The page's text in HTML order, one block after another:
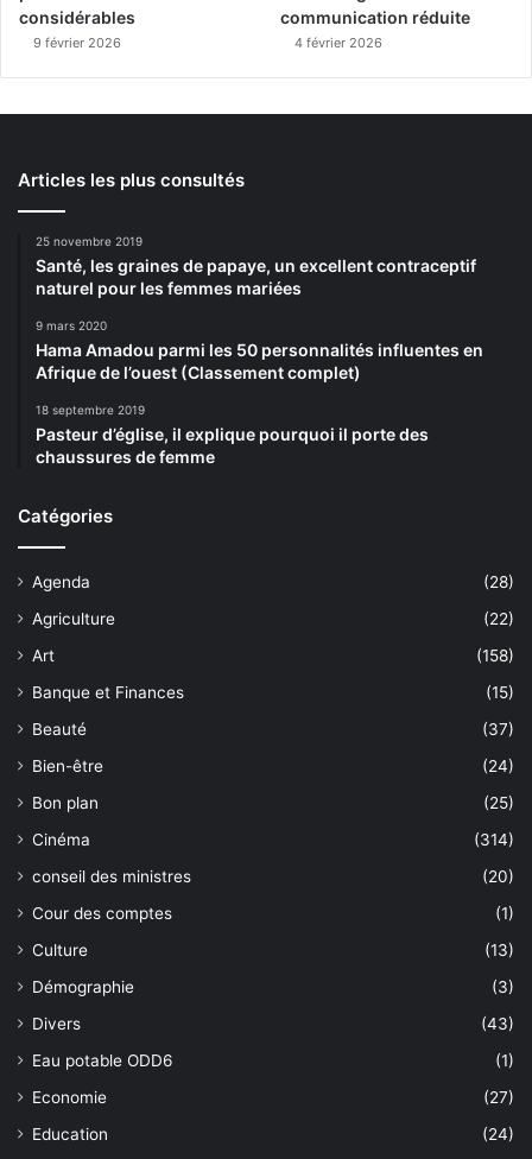
considérables
9 février 2026
communication réduite
4 février 2026
Articles les plus consultés
25 novembre 2019
Santé, les graines de papaye, un excellent contraceptif
naturel pour les femmes mariées
9 mars 2020
Hama Amadou parmi les 50 personnalités influentes en
Afrique de l’ouest (Classement complet)
18 septembre 2019
Pasteur d’église, il explique pourquoi il porte des
chaussures de femme
Catégories
Agenda
(28)
Agriculture
(22)
Art
(158)
Banque et Finances
(15)
Beauté
(37)
Bien-être
(24)
Bon plan
(25)
Cinéma
(314)
conseil des ministres
(20)
Cour des comptes
(1)
Culture
(13)
Démographie
(3)
Divers
(43)
Eau potable ODD6
(1)
Economie
(27)
Education
(24)